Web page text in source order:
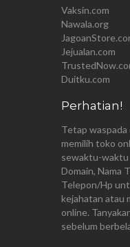
Vaksin.com
Nawala.org
Jejualan.com
Duitku.com
Perhatian!
Tetap
memilih toko
sewaktu-waktu
Domain, Nama
Telepon/Hp
kejahatan atau
online.
sebelum